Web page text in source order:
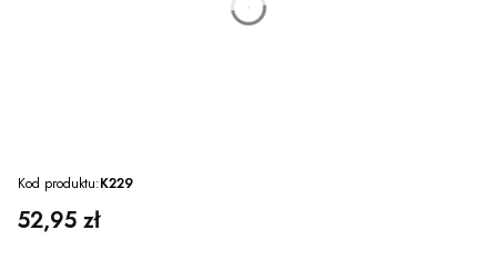
godzin
Kod produktu:K229
Cena
52,95 zł